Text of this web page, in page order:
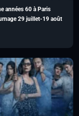
années 60 à Paris
29 juillet-19 août